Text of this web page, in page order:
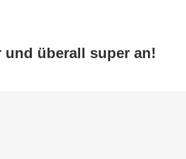
überall super an!